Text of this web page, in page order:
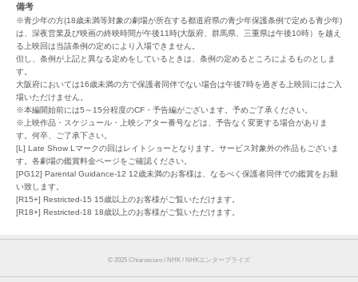
備考
※青少年の方(18歳未満等対象の劇場が所在する都道府県の青少年保護条例で定める青少年)
は、深夜営業及び映画の終映時間が午後11時(大阪府、群馬県、三重県は午後10時）を越え
る上映回は当該条例の定めにより入場できません。
但し、条例が上記と異なる定めをしているときは、条例の定めるところによるものとしま
す。
大阪府においては16歳未満の方で保護者同伴でない場合は午後7時を過ぎる上映回にはご入
場いただけません。
※本編開始前には5～15分程度のCF・予告編がございます。予めご了承ください。
※上映作品・スケジュール・上映シアター番号などは、予告なく変更する場合がありま
す。何卒、ご了承下さい。
[L] Late Show Lマークの回はレイトショーとなります。サービス対象外の作品もございま
す。各劇場の鑑賞料金ページをご確認ください。
[PG12] Parental Guidance-12 12歳未満のお客様は、なるべく保護者同伴での鑑賞をお願
い致します。
[R15+] Restricted-15 15歳以上のお客様がご覧いただけます。
[R18+] Restricted-18 18歳以上のお客様がご覧いただけます。
©︎ 2025 Chiaroscuro / NHK / NHKエンタープライズ